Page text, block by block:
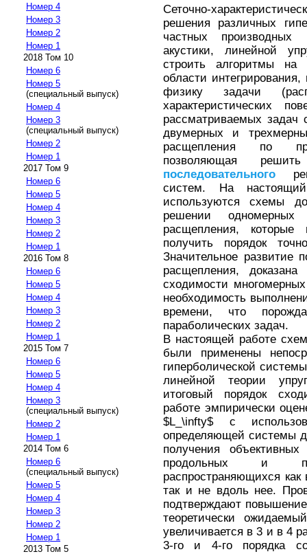
Номер 4
Номер 3
Номер 2
Номер 1
2018 Том 10
Номер 6
Номер 5
(специальный выпуск)
Номер 4
Номер 3
(специальный выпуск)
Номер 2
Номер 1
2017 Том 9
Номер 6
Номер 5
Номер 4
Номер 3
Номер 2
Номер 1
2016 Том 8
Номер 6
Номер 5
Номер 4
Номер 3
Номер 2
Номер 1
2015 Том 7
Номер 6
Номер 5
Номер 4
Номер 3
(специальный выпуск)
Номер 2
Номер 1
2014 Том 6
Номер 6
(специальный выпуск)
Номер 5
Номер 4
Номер 3
Номер 2
Номер 1
2013 Том 5
Сеточно-
решения различных
частных производных
акустики, линейной
строить алгоритмы на
области
физику задачи
характеристических
рассматриваемых задач
двумерных и
расщепления по
позволяющая
последовательного
систем. На
используются схемы
решении
расщепления,
получить порядок
Значительное развитие
расщепления,
сходимости
необходимость
времени, что
параболических задач.
В настоящей работе
были применены
гиперболической
линейной теории
итоговый порядок
работе эмпирически
$L_\infty$ с
определяющей системы
получения
продольных и
распространяющихся как
так и не вдоль нее.
подтверждают
теоретически
увеличивается в 3 и в 4
3-го и 4-го порядка